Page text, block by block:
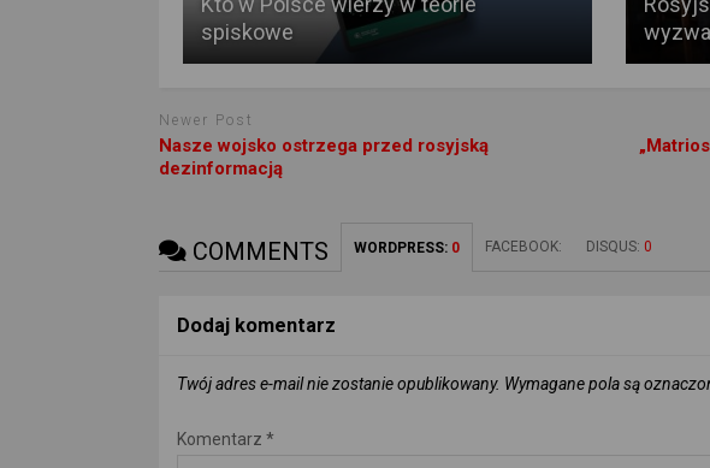
spiskowe
Newer Post
Nasze wojsko ostrzega przed rosyjską
dezinformacją
COMMENTS WORDPRESS: 0 FACEBOOK: DISQUS: 0
Dodaj komentarz
Twój adres e-mail nie zostanie opublikowany. Wymagane pola są
Komentarz *